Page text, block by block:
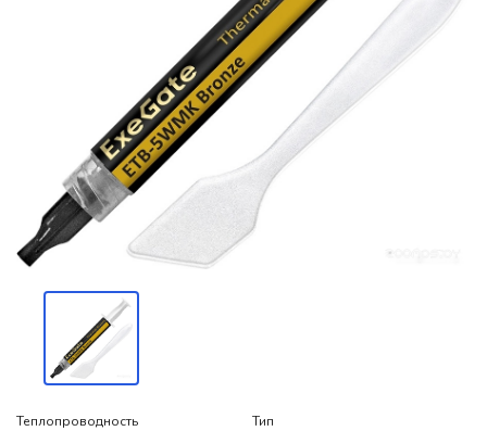
Теплопроводность Тип